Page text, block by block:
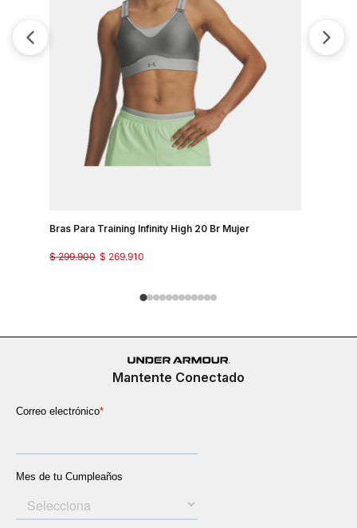
Bras Para Training Infinity High 20 Br Mujer
$ 269.910
$ 299.900
Mantente Conectado